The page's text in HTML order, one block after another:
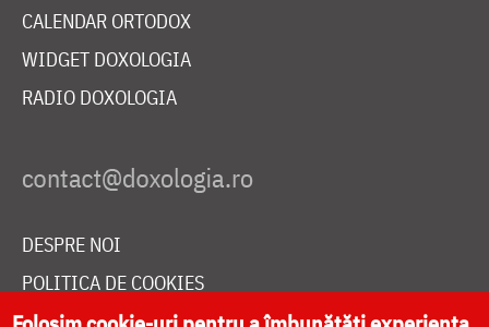
CALENDAR ORTODOX
WIDGET DOXOLOGIA
RADIO DOXOLOGIA
DESPRE NOI
POLITICA DE COOKIES
DONEAZĂ ONLINE PENTRU CATEDRALA NAȚIONALĂ